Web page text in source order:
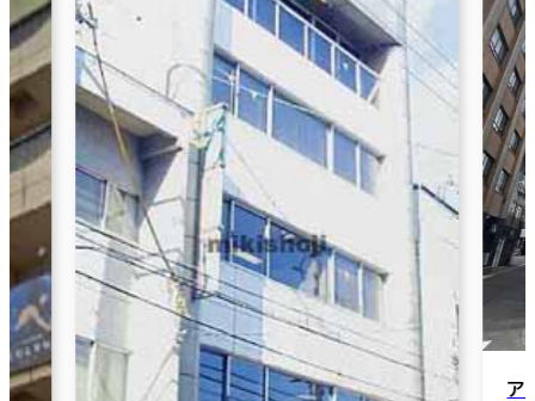
アミックＭ